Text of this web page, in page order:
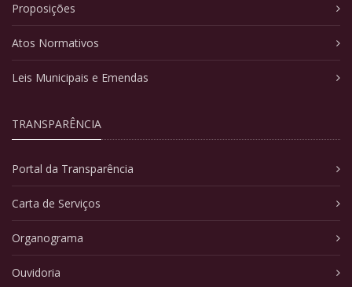
Proposições
Atos Normativos
Leis Municipais e Emendas
TRANSPARÊNCIA
Portal da Transparência
Carta de Serviços
Organograma
Ouvidoria